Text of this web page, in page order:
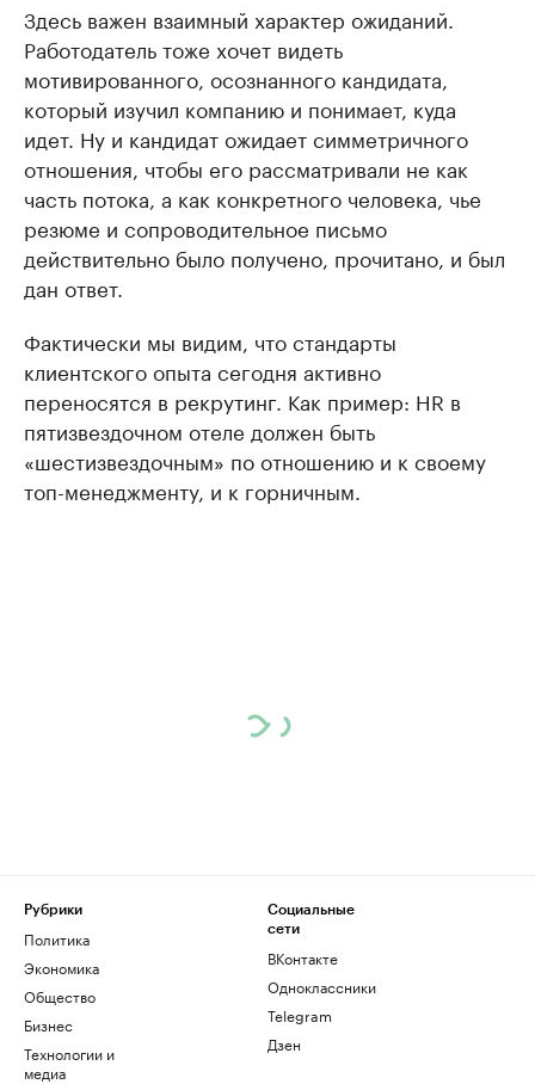
Здесь важен взаимный характер ожиданий.
Работодатель тоже хочет видеть
мотивированного, осознанного кандидата,
который изучил компанию и понимает, куда
идет. Ну и кандидат ожидает симметричного
отношения, чтобы его рассматривали не как
часть потока, а как конкретного человека, чье
резюме и сопроводительное письмо
действительно было получено, прочитано, и был
дан ответ.
Фактически мы видим, что стандарты
клиентского опыта сегодня активно
переносятся в рекрутинг. Как пример: HR в
пятизвездочном отеле должен быть
«шестизвездочным» по отношению и к своему
топ-менеджменту, и к горничным.
Рубрики
Политика
Экономика
Общество
Бизнес
Технологии и
медиа
Социальные
сети
ВКонтакте
Одноклассники
Telegram
Дзен